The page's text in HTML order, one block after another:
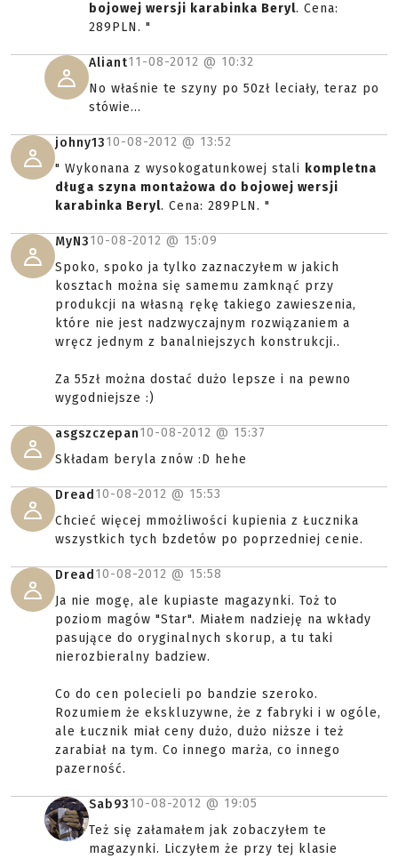
bojowej wersji karabinka Beryl. Cena:
289PLN. "
Aliant11-08-2012 @ 10:32
No właśnie te szyny po 50zł leciały, teraz po
stówie...
johny1310-08-2012 @ 13:52
" Wykonana z wysokogatunkowej stali kompletna
długa szyna montażowa do bojowej wersji
karabinka Beryl. Cena: 289PLN. "
MyN310-08-2012 @ 15:09
Spoko, spoko ja tylko zaznaczyłem w jakich
kosztach można się samemu zamknąć przy
produkcji na własną rękę takiego zawieszenia,
które nie jest nadzwyczajnym rozwiązaniem a
wręcz jednym z banalniejszych konstrukcji..
Za 55zł można dostać dużo lepsze i na pewno
wygodniejsze :)
asgszczepan10-08-2012 @ 15:37
Składam beryla znów :D hehe
Dread 10-08-2012 @ 15:53
Chcieć więcej mmożliwości kupienia z Łucznika
wszystkich tych bzdetów po poprzedniej cenie.
Dread 10-08-2012 @ 15:58
Ja nie mogę, ale kupiaste magazynki. Toż to
poziom magów "Star". Miałem nadzieję na wkłady
pasujące do oryginalnych skorup, a tu taki
nierozbieralny badziew.
Co do cen polecieli po bandzie szeroko.
Rozumiem że ekskluzywne, że z fabryki i w ogóle,
ale Łucznik miał ceny dużo, dużo niższe i też
zarabiał na tym. Co innego marża, co innego
pazerność.
Sab9310-08-2012 @ 19:05
Też się załamałem jak zobaczyłem te
magazynki. Liczyłem że przy tej klasie